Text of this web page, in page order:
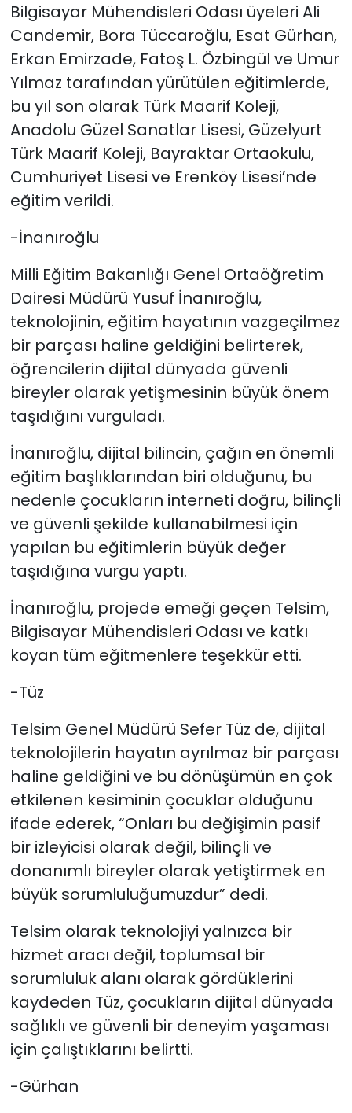
Bilgisayar Mühendisleri Odası üyeleri Ali
Candemir, Bora Tüccaroğlu, Esat Gürhan,
Erkan Emirzade, Fatoş L. Özbingül ve Umur
Yılmaz tarafından yürütülen eğitimlerde,
bu yıl son olarak Türk Maarif Koleji,
Anadolu Güzel Sanatlar Lisesi, Güzelyurt
Türk Maarif Koleji, Bayraktar Ortaokulu,
Cumhuriyet Lisesi ve Erenköy Lisesi’nde
eğitim verildi.
-İnanıroğlu
Milli Eğitim Bakanlığı Genel Ortaöğretim
Dairesi Müdürü Yusuf İnanıroğlu,
teknolojinin, eğitim hayatının vazgeçilmez
bir parçası haline geldiğini belirterek,
öğrencilerin dijital dünyada güvenli
bireyler olarak yetişmesinin büyük önem
taşıdığını vurguladı.
İnanıroğlu, dijital bilincin, çağın en önemli
eğitim başlıklarından biri olduğunu, bu
nedenle çocukların interneti doğru, bilinçli
ve güvenli şekilde kullanabilmesi için
yapılan bu eğitimlerin büyük değer
taşıdığına vurgu yaptı.
İnanıroğlu, projede emeği geçen Telsim,
Bilgisayar Mühendisleri Odası ve katkı
koyan tüm eğitmenlere teşekkür etti.
-Tüz
Telsim Genel Müdürü Sefer Tüz de, dijital
teknolojilerin hayatın ayrılmaz bir parçası
haline geldiğini ve bu dönüşümün en çok
etkilenen kesiminin çocuklar olduğunu
ifade ederek, “Onları bu değişimin pasif
bir izleyicisi olarak değil, bilinçli ve
donanımlı bireyler olarak yetiştirmek en
büyük sorumluluğumuzdur” dedi.
Telsim olarak teknolojiyi yalnızca bir
hizmet aracı değil, toplumsal bir
sorumluluk alanı olarak gördüklerini
kaydeden Tüz, çocukların dijital dünyada
sağlıklı ve güvenli bir deneyim yaşaması
için çalıştıklarını belirtti.
-Gürhan